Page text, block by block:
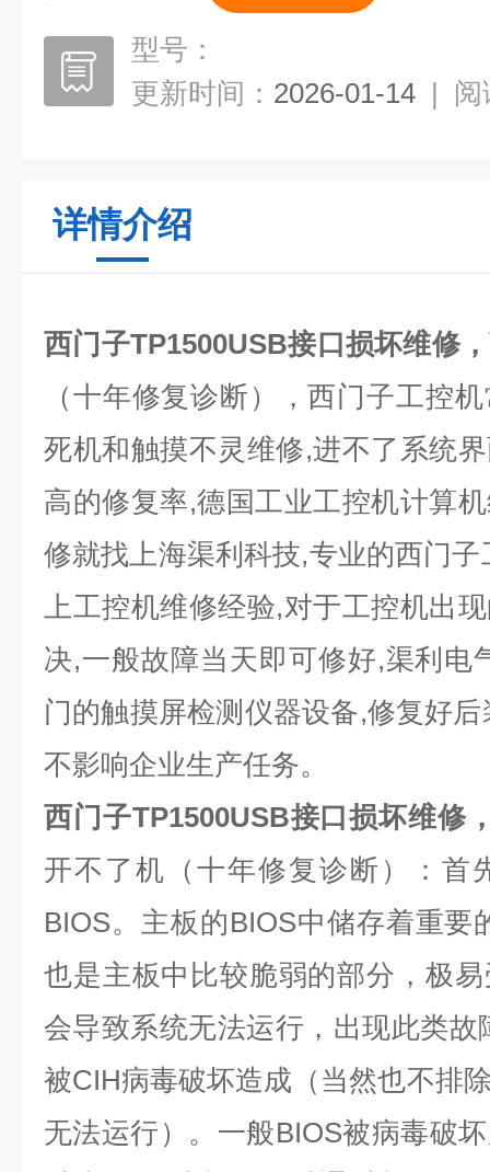
型号：
更新时间： 2026-01-14 | 阅
详情介绍
西门子TP1500USB接口损坏维修，
（十年修复诊断），西门子工控
死机和触摸不灵维修,进不了系统
高的修复率,德国工业工控机计算
修就找上海渠利科技,专业的西门
上工控机维修经验,对于工控机出
决,一般故障当天即可修好,渠利 电
门的触摸屏检测仪器设备,修复好
不影响企业生产任务。
西门子TP1500USB接口损坏维修
开不了机（十年修复诊断）：首
BIOS。主板的BIOS中储存着重要
也是主板中比较脆弱的部分，极
会导致系统无法运行，出现此类故
被CIH病毒破坏造成（当然也不排
无法运行）。一般BIOS被病毒破